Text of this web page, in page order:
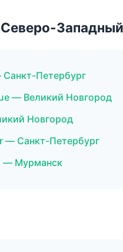
Санкт-Петербург
— Великий Новгород
Новгород
— Санкт-Петербург
— Мурманск